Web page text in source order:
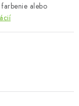
a platba
alebo